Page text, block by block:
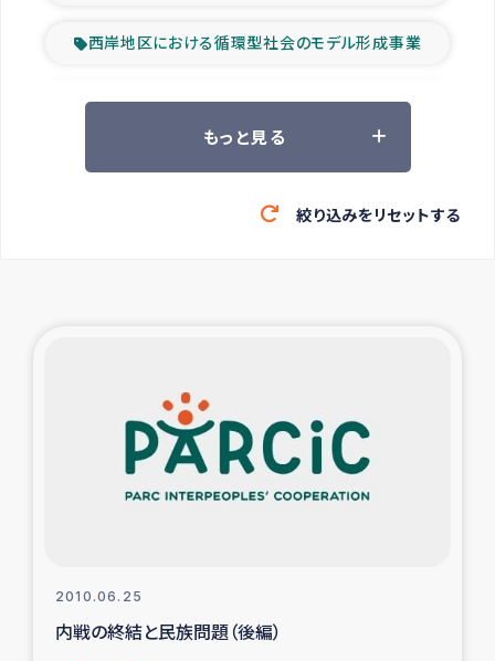
西岸地区における循環型社会のモデル形成事業
ツアー参加者の声
緊急救援の時代
大雨による洪水被災者支援
カカオ生産者支援事業
インドネシア中部 スラウェシの地震・津波被災者支援
もっと見る
絞り込みをリセットする
2010.06.25
内戦の終結と民族問題（後編）